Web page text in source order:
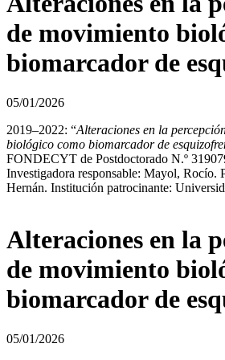
de movimiento
biomarcador de
05/01/2026
2019–2022: “Alteraciones en la
biológico como biomarcador de
FONDECYT de Postdoctorado N.º
Investigadora responsable: Mayol, Rocío.
Hernán. Institución patrocinante:
Alteraciones en la
de movimiento
biomarcador de
05/01/2026